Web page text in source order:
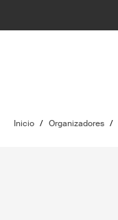
Inicio / Organizadores /